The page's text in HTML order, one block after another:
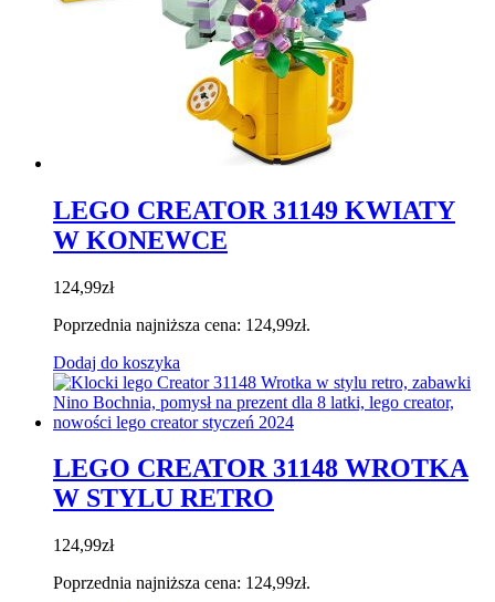
LEGO CREATOR 31149 KWIATY
W KONEWCE
124,99zł
Poprzednia najniższa cena: 124,99zł.
Dodaj do koszyka
LEGO CREATOR 31148 WROTKA
W STYLU RETRO
124,99zł
Poprzednia najniższa cena: 124,99zł.